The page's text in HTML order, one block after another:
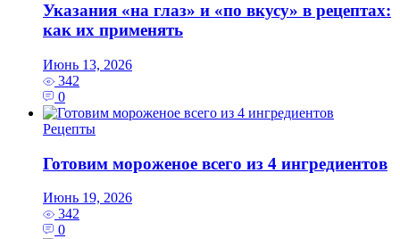
Указания «на глаз» и «по вкусу» в рецептах:
как их применять
Июнь 13, 2026
342
0
Рецепты
Готовим мороженое всего из 4 ингредиентов
Июнь 19, 2026
342
0